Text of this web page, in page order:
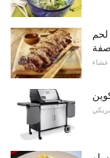
لحم
عشاء